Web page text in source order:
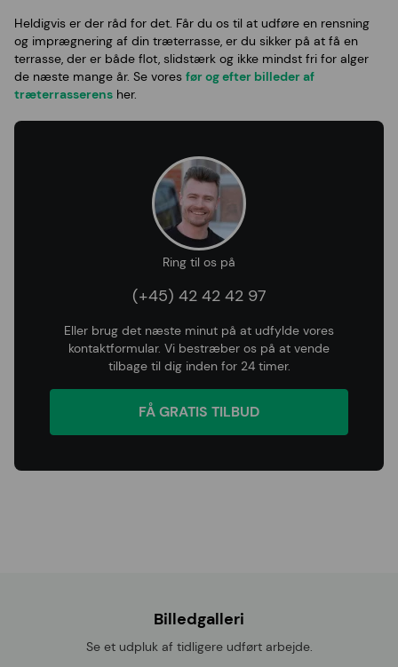
Heldigvis er der råd for det. Får du os til at udføre en rensning
og imprægnering af din træterrasse, er du sikker på at få en
terrasse, der er både flot, slidstærk og ikke mindst fri for alger
de næste mange år. Se vores før og efter billeder af
træterrasserens her.
Ring til os på
(+45) 42 42 42 97
Eller brug det næste minut på at udfylde vores
kontaktformular. Vi bestræber os på at vende
tilbage til dig inden for 24 timer.
FÅ GRATIS TILBUD
Billedgalleri
Se et udpluk af tidligere udført arbejde.